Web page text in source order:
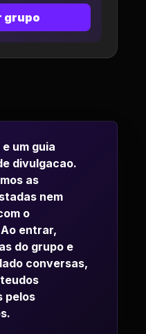
grupo
um guia
divulgacao.
as
nem
o
entrar,
do grupo e
conversas,
pelos